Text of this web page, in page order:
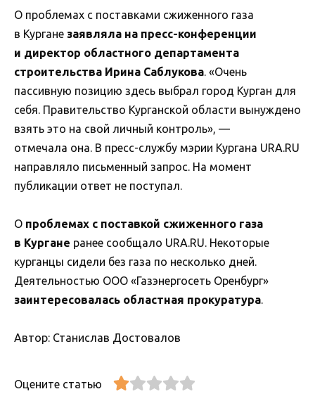
О проблемах с поставками сжиженного газа
в Кургане заявляла на пресс-конференции
и директор областного департамента
строительства Ирина Саблукова. «Очень
пассивную позицию здесь выбрал город Курган для
себя. Правительство Курганской области вынуждено
взять это на свой личный контроль», —
отмечала она. В пресс-службу мэрии Кургана URA.RU
направляло письменный запрос. На момент
публикации ответ не поступал.
О проблемах с поставкой сжиженного газа
в Кургане ранее сообщало URA.RU. Некоторые
курганцы сидели без газа по несколько дней.
Деятельностью ООО «Газэнергосеть Оренбург»
заинтересовалась областная прокуратура.
Автор: Станислав Достовалов
Оцените статью